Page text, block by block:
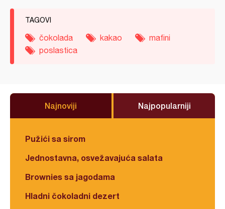
TAGOVI
čokolada kakao
mafini
poslastica
Najnoviji Najpopularniji
Pužići sa sirom
Jednostavna, osvežavajuća salata
Brownies sa jagodama
Hladni čokoladni dezert